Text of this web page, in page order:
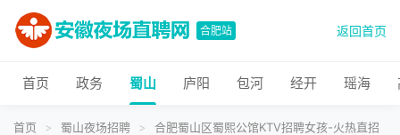
合肥站 返回首页
首页 政务 蜀山 庐阳 包河 经开 瑶海
首页 > 蜀山夜场招聘 >
合肥蜀山区蜀熙公馆KTV招聘女孩-火热直招